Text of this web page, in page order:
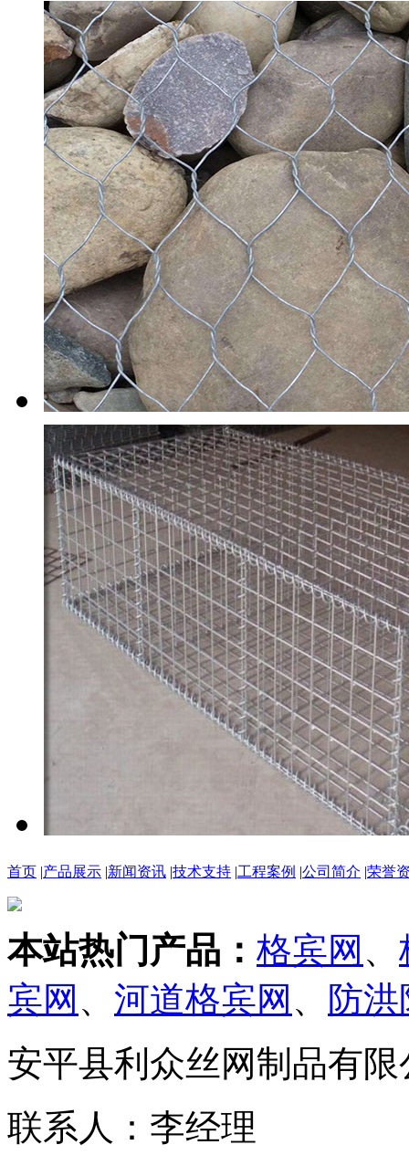
首页 |产品展示 |新闻资讯 |技术支持 |工程案例 |公司简介 |荣誉
本站热门产品： 格宾网 、
宾网 、 河道格宾网 、
防
安平县利众丝网制品有限
联系人：李经理